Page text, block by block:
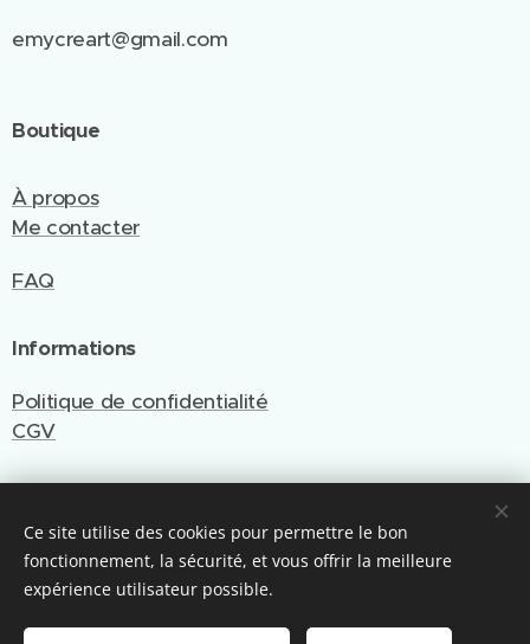
emycreart@gmail.com
Boutique
À propos
Me contacter
FAQ
Informations
Politique de confidentialité
CGV
Site créé et géré par Emy Cré'Art
Optimisé par Webnode
Cookies
Ce site utilise des cookies pour permettre le bon
fonctionnement, la sécurité, et vous offrir la meilleure
expérience utilisateur possible.